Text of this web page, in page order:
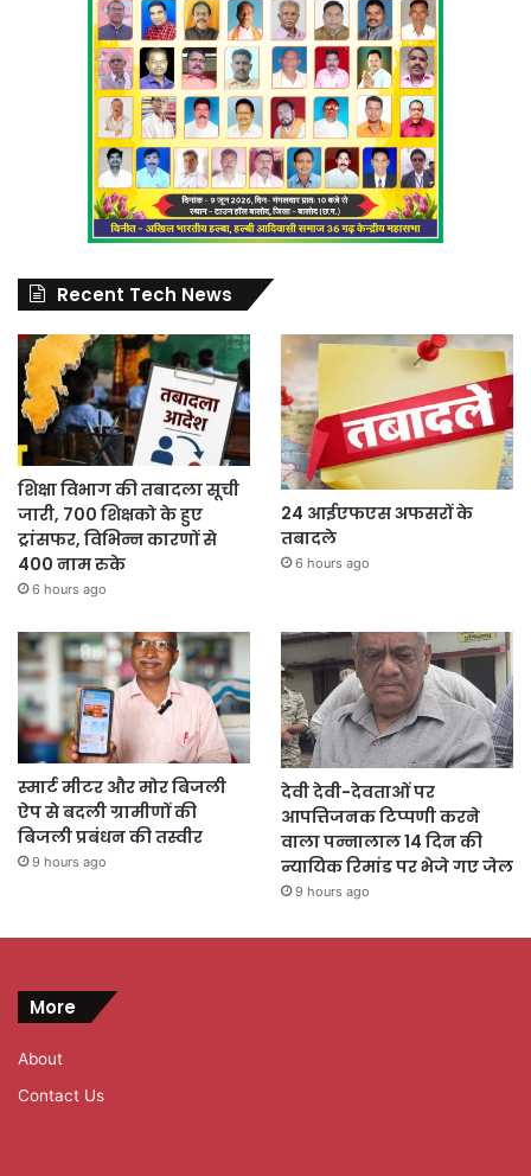
Recent Tech News
शिक्षा विभाग की तबादला सूची
जारी, 700 शिक्षको के हुए
ट्रांसफर, विभिन्न कारणों से
400 नाम रुके
6 hours ago
24 आईएफएस अफसरों के
तबादले
6 hours ago
स्मार्ट मीटर और मोर बिजली
ऐप से बदली ग्रामीणों की
बिजली प्रबंधन की तस्वीर
9 hours ago
देवी देवी-देवताओं पर
आपत्तिजनक टिप्पणी करने
वाला पन्नालाल 14 दिन की
न्यायिक रिमांड पर भेजे गए जेल
9 hours ago
More
About
Contact Us